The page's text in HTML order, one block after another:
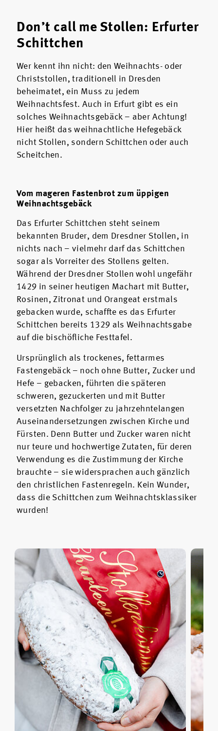
Don’t call me Stollen: Erfurter
Schittchen
Wer kennt ihn nicht: den Weihnachts- oder
Christstollen, traditionell in Dresden
beheimatet, ein Muss zu jedem
Weihnachtsfest. Auch in Erfurt gibt es ein
solches Weihnachtsgebäck – aber Achtung!
Hier heißt das weihnachtliche Hefegebäck
nicht Stollen, sondern Schittchen oder auch
Scheitchen.
Vom mageren Fastenbrot zum üppigen
Weihnachtsgebäck
Das Erfurter Schittchen steht seinem
bekannten Bruder, dem Dresdner Stollen, in
nichts nach – vielmehr darf das Schittchen
sogar als Vorreiter des Stollens gelten.
Während der Dresdner Stollen wohl ungefähr
1429 in seiner heutigen Machart mit Butter,
Rosinen, Zitronat und Orangeat erstmals
gebacken wurde, schaffte es das Erfurter
Schittchen bereits 1329 als Weihnachtsgabe
auf die bischöfliche Festtafel.
Ursprünglich als trockenes, fettarmes
Fastengebäck – noch ohne Butter, Zucker und
Hefe – gebacken, führten die späteren
schweren, gezuckerten und mit Butter
versetzten Nachfolger zu jahrzehntelangen
Auseinandersetzungen zwischen Kirche und
Fürsten. Denn Butter und Zucker waren nicht
nur teure und hochwertige Zutaten, für deren
Verwendung es die Zustimmung der Kirche
brauchte – sie widersprachen auch gänzlich
den christlichen Fastenregeln. Kein Wunder,
dass die Schittchen zum Weihnachtsklassiker
wurden!